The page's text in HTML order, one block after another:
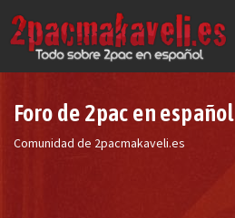
Foro de 2pac en español
Comunidad de 2pacmakaveli.es